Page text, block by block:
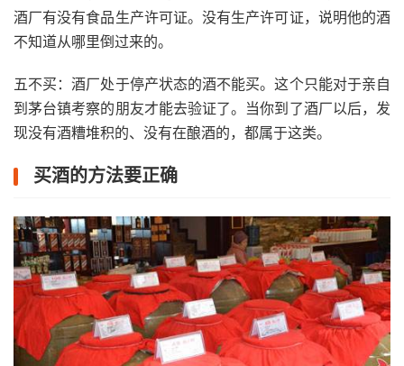
酒厂有没有食品生产许可证。没有生产许可证，说明他的酒
不知道从哪里倒过来的。
五不买：酒厂处于停产状态的酒不能买。这个只能对于亲自
到茅台镇考察的朋友才能去验证了。当你到了酒厂以后，发
现没有酒糟堆积的、没有在酿酒的，都属于这类。
买酒的方法要正确